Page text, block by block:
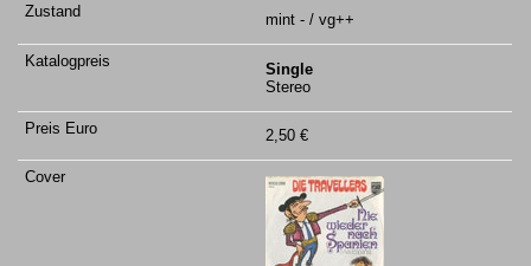
mint - / vg++
Single
Stereo
2,50 €